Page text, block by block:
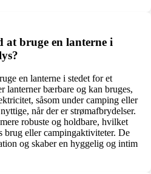
at bruge en lanterne i
en lanterne i stedet for et
lanterner bærbare og kan bruges,
såsom under camping eller
når der er strømafbrydelser.
robuste og holdbare, hvilket
brug eller campingaktiviteter. De
og skaber en hyggelig og intim